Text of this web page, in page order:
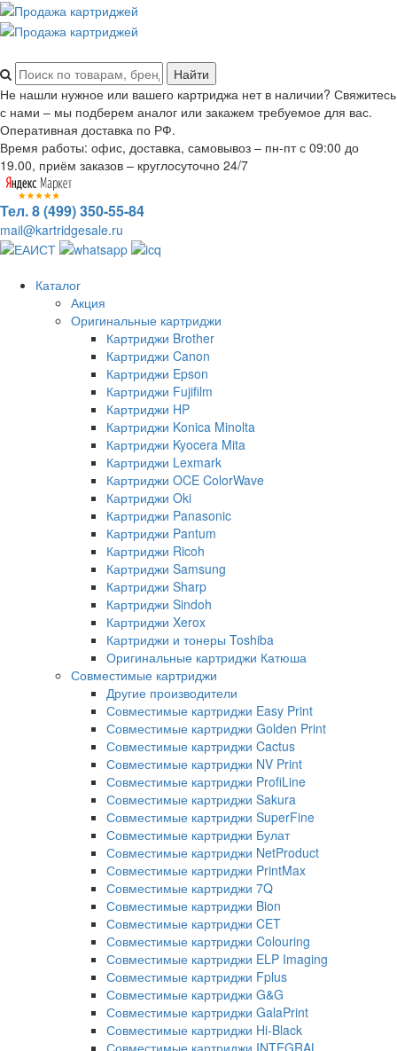
Не нашли нужное или вашего картриджа нет в наличии? Свяжитесь
с нами – мы подберем аналог или закажем требуемое для вас.
Оперативная доставка по РФ.
Время работы: офис, доставка, самовывоз – пн-пт с 09:00 до
19.00, приём заказов – круглосуточно 24/7
Тел. 8 (499) 350-55-84
mail@kartridgesale.ru
Каталог
Акция
Оригинальные картриджи
Картриджи Brother
Картриджи Canon
Картриджи Epson
Картриджи Fujifilm
Картриджи HP
Картриджи Konica Minolta
Картриджи Kyocera Mita
Картриджи Lexmark
Картриджи OCE ColorWave
Картриджи Oki
Картриджи Panasonic
Картриджи Pantum
Картриджи Ricoh
Картриджи Samsung
Картриджи Sharp
Картриджи Sindoh
Картриджи Xerox
Картриджи и тонеры Toshiba
Оригинальные картриджи Катюша
Совместимые картриджи
Другие производители
Совместимые картриджи Easy Print
Совместимые картриджи Golden Print
Совместимые картриджи Cactus
Совместимые картриджи NV Print
Совместимые картриджи ProfiLine
Совместимые картриджи Sakura
Совместимые картриджи SuperFine
Совместимые картриджи Булат
Совместимые картриджи NetProduct
Совместимые картриджи PrintMax
Совместимые картриджи 7Q
Совместимые картриджи Bion
Совместимые картриджи CET
Совместимые картриджи Colouring
Совместимые картриджи ELP Imaging
Совместимые картриджи Fplus
Совместимые картриджи G&G
Совместимые картриджи GalaPrint
Совместимые картриджи Hi-Black
Совместимые картриджи INTEGRAL